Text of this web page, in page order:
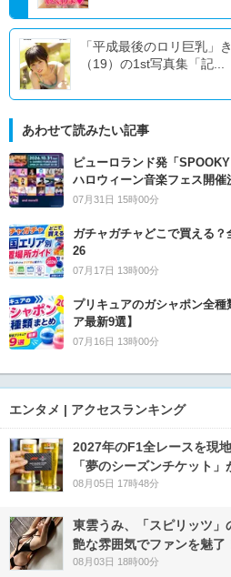
「平成最後のロリ巨乳」
（19）の1st写真集「記...
あわせて読みたい記事
ピューロランド発「
ハロウィーン音楽フェス開催
07月31日 15時00分
ガチャガチャどこで買える
26
07月17日 13時00分
プリキュアのガシャポン全種
ア最新9選】
07月16日 13時00分
エンタメ | アクセスランキング
2027年のF1全レースを現
「夢のシーズンチケット」
08月05日 17時48分
東雲うみ、「スピリッツ
艶な雰囲気でファンを魅了
08月03日 18時00分